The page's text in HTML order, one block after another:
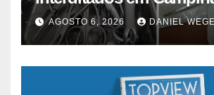
superam 2025
AGOSTO 6, 2026 DANIEL WEGE